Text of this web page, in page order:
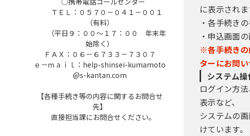
ＴＥＬ：０５７０－０４１－００１
（有料）
（平日９：００～１７：００ 年末年
始除く）
ＦＡＸ：０６－６７３３－７３０７
ｅ－ｍａｉｌ：help-shinsei-kumamoto
@s-kantan.com
【各種手続き等の内容に関するお問合せ
先】
直接担当課にお問合せください。
に表示され
・各手続き
・申込画面
※各手続きの
ターにお問
システム
ログイン方
表示など、
システムの
けています。